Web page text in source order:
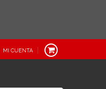
MI CUENTA